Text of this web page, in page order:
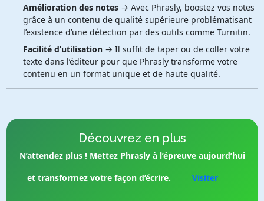
Amélioration des notes→ Avec Phrasly, boostez vos notes
grâce à un contenu de qualité supérieure problématisant
l’existence d’une détection par des outils comme Turnitin.
Facilité d’utilisation→ Il suffit de taper ou de coller votre
texte dans l’éditeur pour que Phrasly transforme votre
contenu en un format unique et de haute qualité.
Découvrez en plus
N’attendez plus ! Mettez Phrasly à l’épreuve aujourd’hui
et transformez votre façon d’écrire.
Visiter